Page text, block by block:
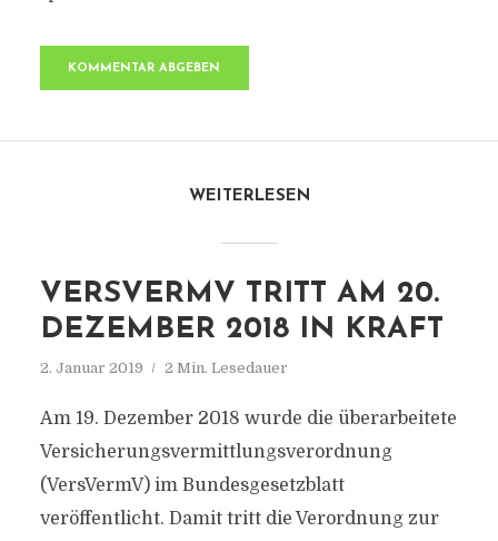
WEITERLESEN
VERSVERMV TRITT AM 20.
DEZEMBER 2018 IN KRAFT
2. Januar 2019 2 Min. Lesedauer
Am 19. Dezember 2018 wurde die überarbeitete
Versicherungsvermittlungsverordnung
(VersVermV) im Bundesgesetzblatt
veröffentlicht. Damit tritt die Verordnung zur